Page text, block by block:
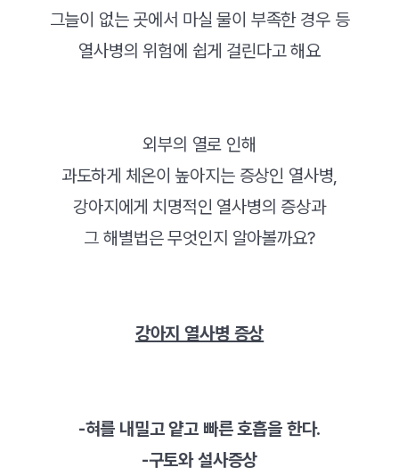
그늘이 없는 곳에서 마실 물이 부족한 경우 등
열사병의 위험에 쉽게 걸린다고 해요
외부의 열로 인해
과도하게 체온이 높아지는 증상인 열사병,
강아지에게 치명적인 열사병의 증상과
그 해별법은 무엇인지 알아볼까요?
강아지 열사병 증상
-혀를 내밀고 얕고 빠른 호흡을 한다.
-구토와 설사증상